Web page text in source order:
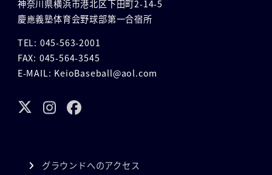
神奈川県横浜市港北区下田町2-14-5
慶應義塾体育会野球部第一合宿所
TEL: 045-563-2001
FAX: 045-564-3545
E-MAIL: KeioBaseball@aol.com
グラウンドへのアクセス